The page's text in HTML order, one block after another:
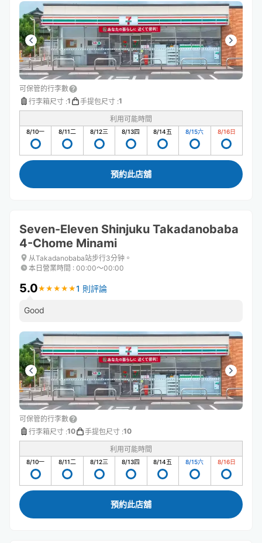
可保管的行李數
行李箱尺寸 :1 手提包尺寸 :1
利用可能時間
8/10一 8/11二 8/12三 8/13四 8/14五 8/15六 8/16日
預約此店舖
Seven-Eleven Shinjuku Takadanobaba
4-Chome Minami
从Takadanobaba站步行3分钟。
本日營業時間 : 00:00〜00:00
5.0★ ★ ★ ★ ★
★ ★ ★ ★ ★1 則評論
Good
可保管的行李數
行李箱尺寸 :10 手提包尺寸 :10
利用可能時間
8/10一 8/11二 8/12三 8/13四 8/14五 8/15六 8/16日
預約此店舖